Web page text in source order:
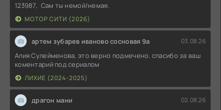
123987, Сам ты немой/немая.
МОТОР СИТИ (2026)
артем зубарев иваново сосновая 9а 03.08.26
Алия Сулейменова, это верно подмечено. спасибо за ваш
коментарий под сериалом
ЛИХИЕ (2024-2025)
драгон мани 02.08.26